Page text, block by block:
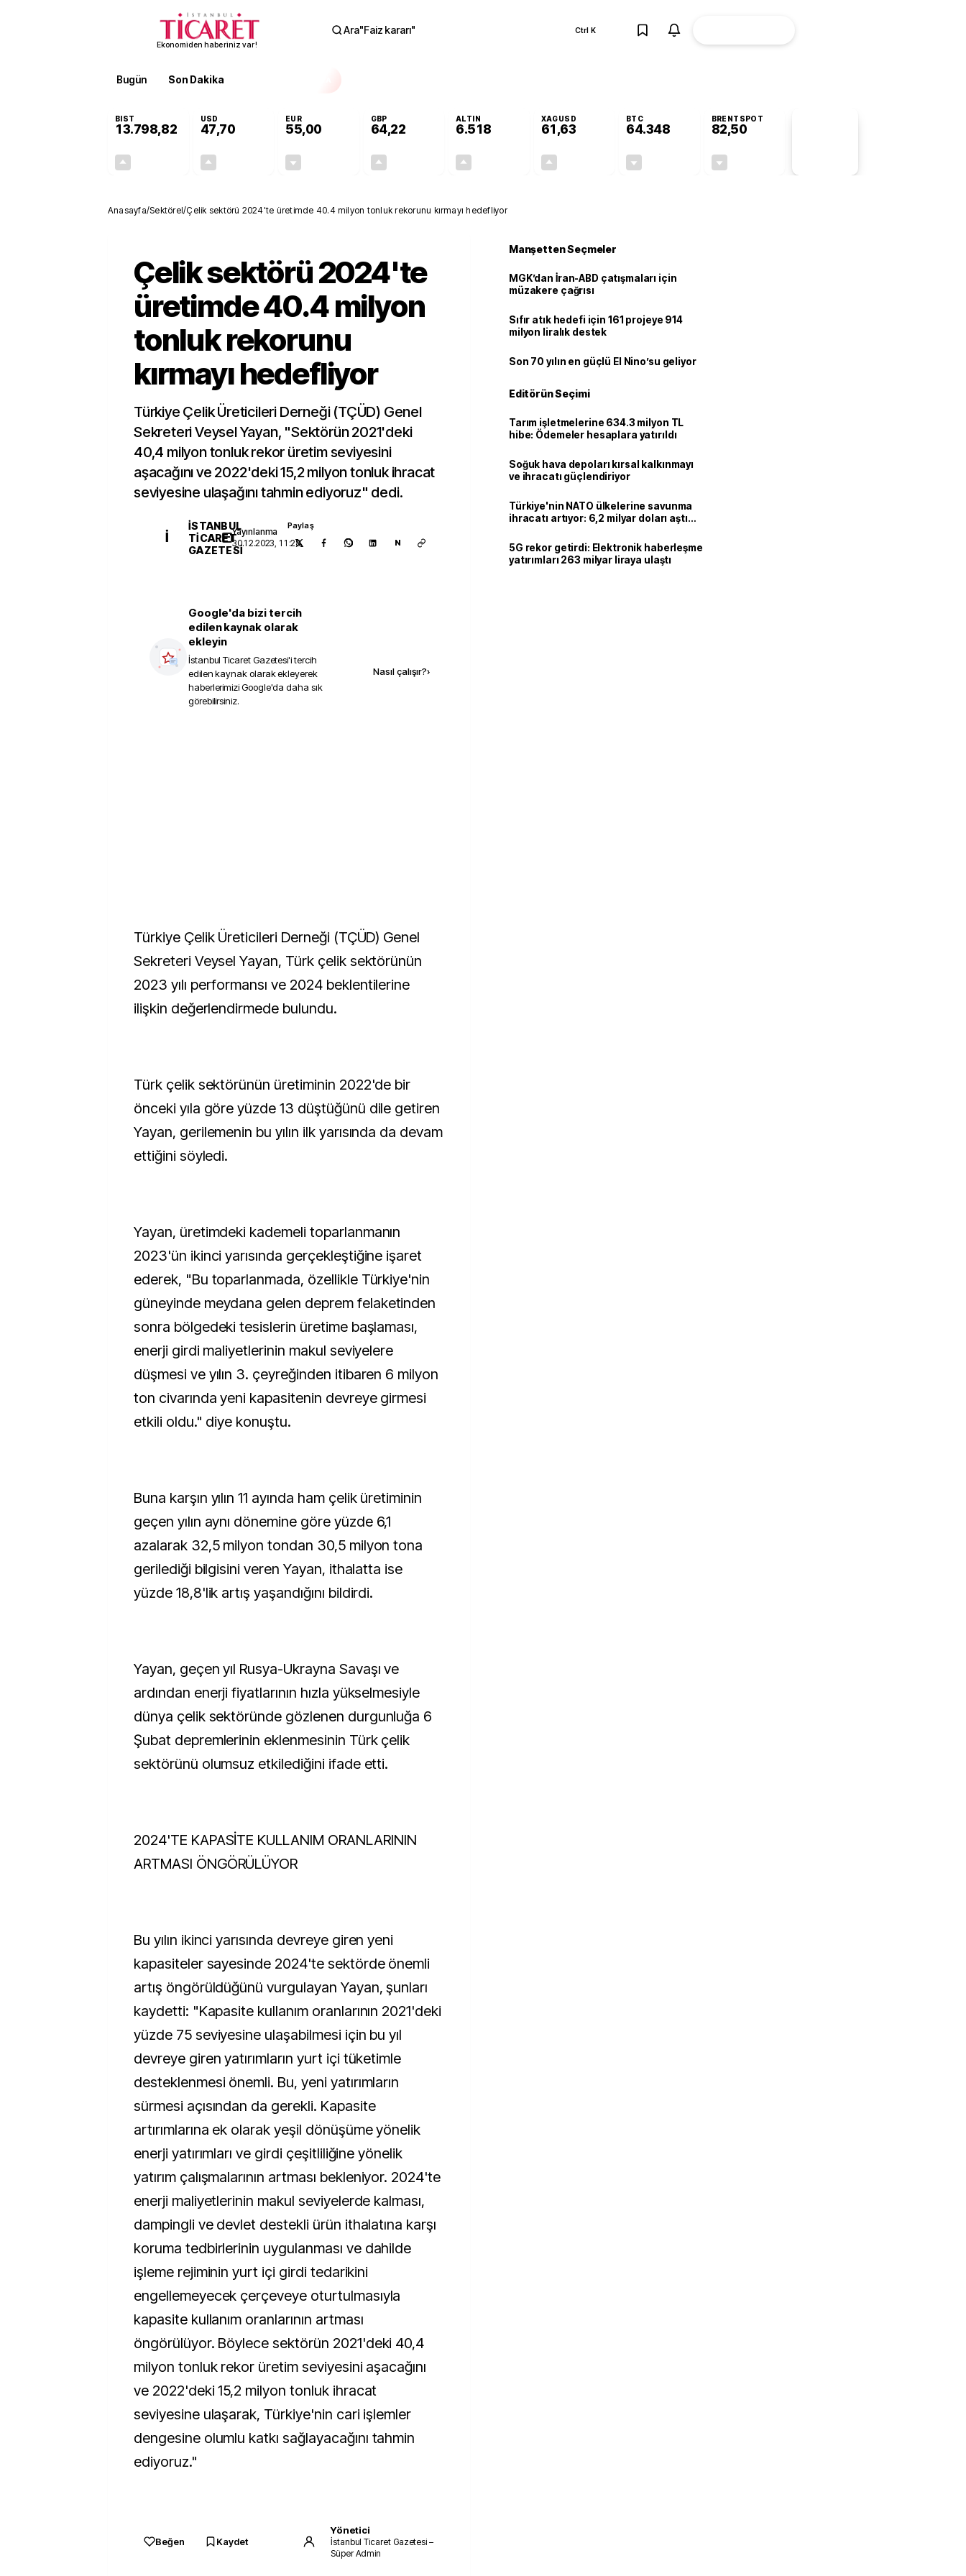
Ekonomiden haberiniz var!
Ara"Faiz kararı" Ctrl K
Bugün Son Dakika
BIST
13.798,82
USD
47,70
EUR
55,00
GBP
64,22
ALTIN
6.518
XAGUSD
61,63
BTC
64.348
BRENTSPOT
82,50
Anasayfa/Sektörel/Çelik sektörü 2024'te üretimde 40.4 milyon tonluk rekorunu kırmayı hedefliyor
Çelik sektörü 2024'te
üretimde 40.4 milyon
tonluk rekorunu
kırmayı hedefliyor
Türkiye Çelik Üreticileri Derneği (TÇÜD) Genel
Sekreteri Veysel Yayan, "Sektörün 2021'deki
40,4 milyon tonluk rekor üretim seviyesini
aşacağını ve 2022'deki 15,2 milyon tonluk ihracat
seviyesine ulaşağını tahmin ediyoruz" dedi.
İ
İSTANBUL
TICARET
GAZETESI
Yayınlanma
30.12.2023, 11:28
Paylaş
N
Google'da bizi tercih
edilen kaynak olarak
ekleyin
İstanbul Ticaret Gazetesi'i tercih
edilen kaynak olarak ekleyerek
haberlerimizi Google'da daha sık
görebilirsiniz.
Nasıl çalışır?›
Türkiye Çelik Üreticileri Derneği (TÇÜD) Genel
Sekreteri Veysel Yayan, Türk çelik sektörünün
2023 yılı performansı ve 2024 beklentilerine
ilişkin değerlendirmede bulundu.
Türk çelik sektörünün üretiminin 2022'de bir
önceki yıla göre yüzde 13 düştüğünü dile getiren
Yayan, gerilemenin bu yılın ilk yarısında da devam
ettiğini söyledi.
Yayan, üretimdeki kademeli toparlanmanın
2023'ün ikinci yarısında gerçekleştiğine işaret
ederek, "Bu toparlanmada, özellikle Türkiye'nin
güneyinde meydana gelen deprem felaketinden
sonra bölgedeki tesislerin üretime başlaması,
enerji girdi maliyetlerinin makul seviyelere
düşmesi ve yılın 3. çeyreğinden itibaren 6 milyon
ton civarında yeni kapasitenin devreye girmesi
etkili oldu." diye konuştu.
Buna karşın yılın 11 ayında ham çelik üretiminin
geçen yılın aynı dönemine göre yüzde 6,1
azalarak 32,5 milyon tondan 30,5 milyon tona
gerilediği bilgisini veren Yayan, ithalatta ise
yüzde 18,8'lik artış yaşandığını bildirdi.
Yayan, geçen yıl Rusya-Ukrayna Savaşı ve
ardından enerji fiyatlarının hızla yükselmesiyle
dünya çelik sektöründe gözlenen durgunluğa 6
Şubat depremlerinin eklenmesinin Türk çelik
sektörünü olumsuz etkilediğini ifade etti.
2024'TE KAPASİTE KULLANIM ORANLARININ
ARTMASI ÖNGÖRÜLÜYOR
Bu yılın ikinci yarısında devreye giren yeni
kapasiteler sayesinde 2024'te sektörde önemli
artış öngörüldüğünü vurgulayan Yayan, şunları
kaydetti: "Kapasite kullanım oranlarının 2021'deki
yüzde 75 seviyesine ulaşabilmesi için bu yıl
devreye giren yatırımların yurt içi tüketimle
desteklenmesi önemli. Bu, yeni yatırımların
sürmesi açısından da gerekli. Kapasite
artırımlarına ek olarak yeşil dönüşüme yönelik
enerji yatırımları ve girdi çeşitliliğine yönelik
yatırım çalışmalarının artması bekleniyor. 2024'te
enerji maliyetlerinin makul seviyelerde kalması,
dampingli ve devlet destekli ürün ithalatına karşı
koruma tedbirlerinin uygulanması ve dahilde
işleme rejiminin yurt içi girdi tedarikini
engellemeyecek çerçeveye oturtulmasıyla
kapasite kullanım oranlarının artması
öngörülüyor. Böylece sektörün 2021'deki 40,4
milyon tonluk rekor üretim seviyesini aşacağını
ve 2022'deki 15,2 milyon tonluk ihracat
seviyesine ulaşarak, Türkiye'nin cari işlemler
dengesine olumlu katkı sağlayacağını tahmin
ediyoruz."
Beğen Kaydet
Yönetici
İstanbul Ticaret Gazetesi –
Süper Admin
Manşetten Seçmeler
MGK’dan İran-ABD çatışmaları için
müzakere çağrısı
Sıfır atık hedefi için 161 projeye 914
milyon liralık destek
Son 70 yılın en güçlü El Nino’su geliyor
Editörün Seçimi
Tarım işletmelerine 634.3 milyon TL
hibe: Ödemeler hesaplara yatırıldı
Soğuk hava depoları kırsal kalkınmayı
ve ihracatı güçlendiriyor
Türkiye'nin NATO ülkelerine savunma
ihracatı artıyor: 6,2 milyar doları aştı
5G rekor getirdi: Elektronik haberleşme
yatırımları 263 milyar liraya ulaştı